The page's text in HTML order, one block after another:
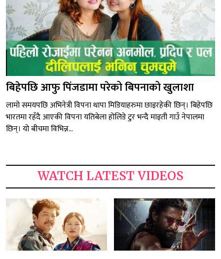
बिहेपछि आफु पिंजडामा परेको बिपनाको खुलाशा
लामो समयपछि अभिनेत्री विपना थापा मिडियाहरुमा छाइरहेकी छिन्। बिहेपछि
भारतमा रहँदै आएकी विपना यतिबेला होलिडे टुर भन्दै माइती गाउँ नेपालमा
छिन्। यो बीचमा विभिन्न...
WATCH LATEST VIDEOS